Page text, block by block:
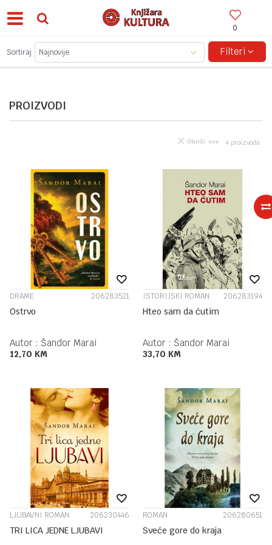
0
BESPLATNA ISPORUKA ZA IZNOSE PREKO 150KM!
PROIZVODI
Sortiraj Filteri
4 proizvoda
Obriši sve
DRAME 206283521
Ostrvo
Autor : Šandor Marai
12,70 KM
ISTORIJSKI ROMAN 206283194
Hteo sam da ćutim
Autor : Šandor Marai
33,70 KM
LJUBAVNI ROMAN 206230446
TRI LICA JEDNE LJUBAVI
ROMAN 206280651
Sveće gore do kraja